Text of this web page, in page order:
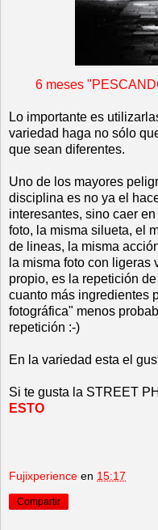
6 meses
Lo importante es
variedad haga no sólo
que sean diferentes.
Uno de los mayores
disciplina es no ya el
interesantes, sino caer
foto, la misma silueta, el
de lineas, la misma
la misma foto con ligeras
propio, es la repetición
cuanto más ingredientes
fotográfica" menos
repetición :-)
En la variedad esta el
Si te gusta la STREET
ESTO
Fujixperience en 15:17
Compartir